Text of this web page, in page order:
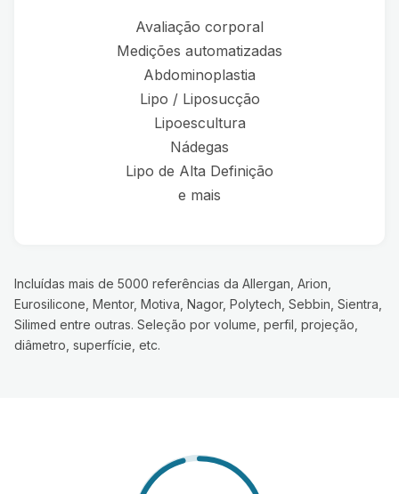
Avaliação corporal
Medições automatizadas
Abdominoplastia
Lipo / Liposucção
Lipoescultura
Nádegas
Lipo de Alta Definição
e mais
Incluídas mais de 5000 referências da Allergan, Arion,
Eurosilicone, Mentor, Motiva, Nagor, Polytech, Sebbin, Sientra,
Silimed entre outras. Seleção por volume, perfil, projeção,
diâmetro, superfície, etc.